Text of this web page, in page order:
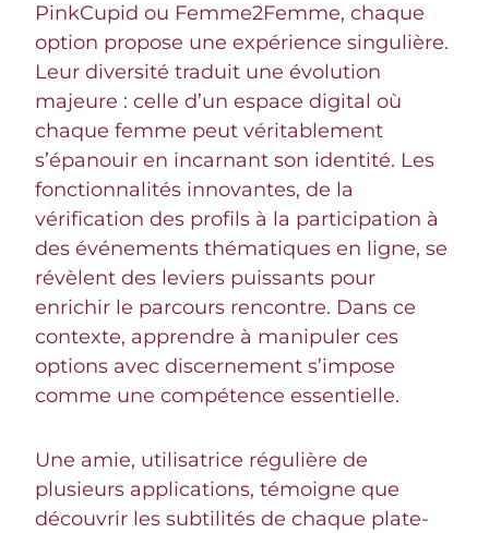
PinkCupid ou Femme2Femme, chaque
option propose une expérience singulière.
Leur diversité traduit une évolution
majeure : celle d’un espace digital où
chaque femme peut véritablement
s’épanouir en incarnant son identité. Les
fonctionnalités innovantes, de la
vérification des profils à la participation à
des événements thématiques en ligne, se
révèlent des leviers puissants pour
enrichir le parcours rencontre. Dans ce
contexte, apprendre à manipuler ces
options avec discernement s’impose
comme une compétence essentielle.
Une amie, utilisatrice régulière de
plusieurs applications, témoigne que
découvrir les subtilités de chaque plate-